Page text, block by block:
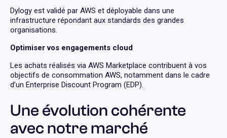
Dylogy est validé par AWS et déployable dans une
infrastructure répondant aux standards des grandes
organisations.
Optimiser vos engagements cloud
Les achats réalisés via AWS Marketplace contribuent à vos
objectifs de consommation AWS, notamment dans le cadre
d’un Enterprise Discount Program (EDP).
Une évolution cohérente
avec notre marché